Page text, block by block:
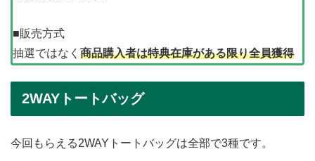
■販売方式
抽選ではなく 商品購入者は特典在庫がある限り全員獲得
2WAYトートバッグ
今回もらえる2WAYトートバッグは全部で3種です。